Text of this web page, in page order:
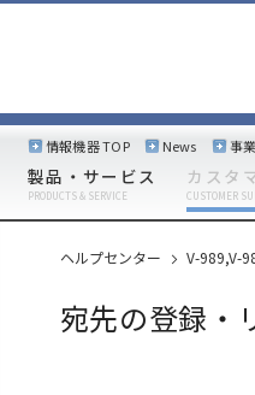
製品・サービス
PRODUCTS & SERVICE
カスタ
CUSTOMER
情報機器 TOP News 事
ヘルプセンター V-989,V-
宛先の登録・